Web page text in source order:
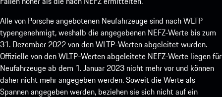
Alle von Porsche angebotenen Neufahrzeuge sind nach WLTP
typengenehmigt, weshalb die angegebenen NEFZ-Werte bis zum
31. Dezember 2022 von den WLTP-Werten abgeleitet wurden.
Offizielle von den WLTP-Werten abgeleitete NEFZ-Werte liegen für
Neufahrzeuge ab dem 1. Januar 2023 nicht mehr vor und können
daher nicht mehr angegeben werden. Soweit die Werte als
Spannen angegeben werden, beziehen sie sich nicht auf ein